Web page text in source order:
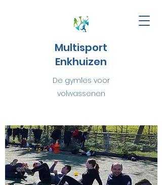
Multisport
Enkhuizen
De gymles voor
volwassenen